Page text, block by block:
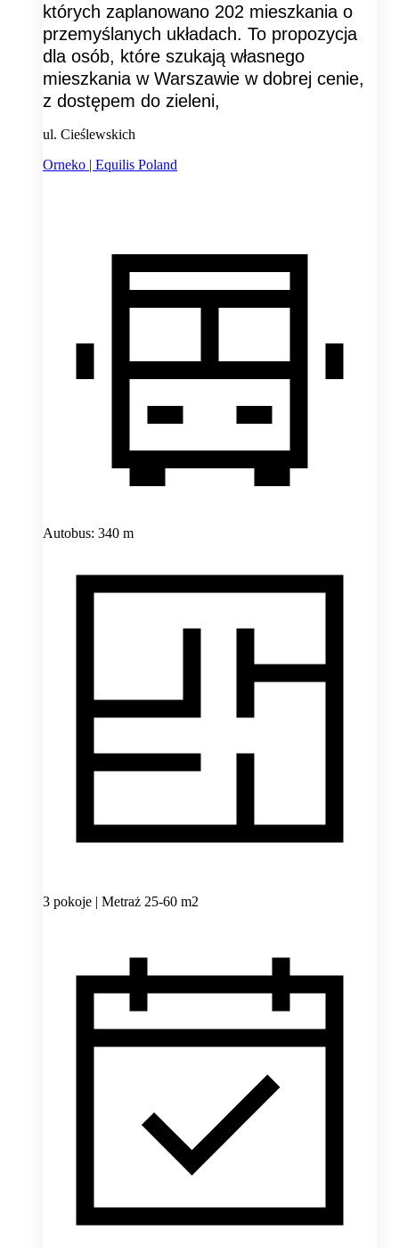
których zaplanowano 202 mieszkania o
przemyślanych układach. To propozycja
dla osób, które szukają własnego
mieszkania w Warszawie w dobrej cenie,
z dostępem do zieleni,
ul. Cieślewskich
Orneko | Equilis Poland
Autobus: 340 m
3 pokoje | Metraż 25-60 m2